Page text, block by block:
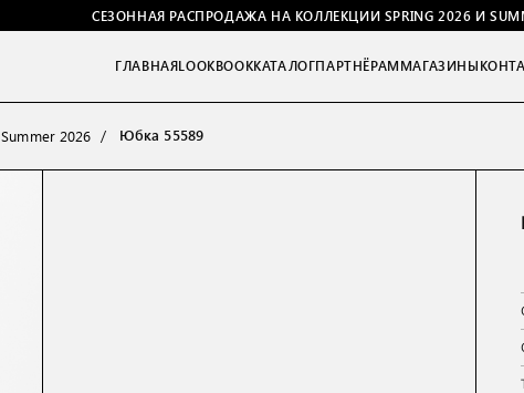
СЕЗОННАЯ РАСПРОДАЖА НА КОЛЛЕКЦИИ SPRING 2026 И
ГЛАВНАЯLOOKBOOKКАТАЛОГПАРТНЁРАММАГАЗИНЫ
Summer 2026 Юбка 55589